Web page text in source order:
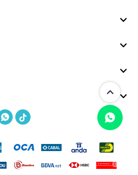
(0/4)
